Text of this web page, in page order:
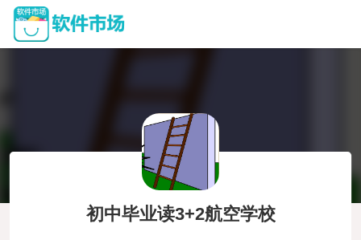
初中毕业读3+2航空学校